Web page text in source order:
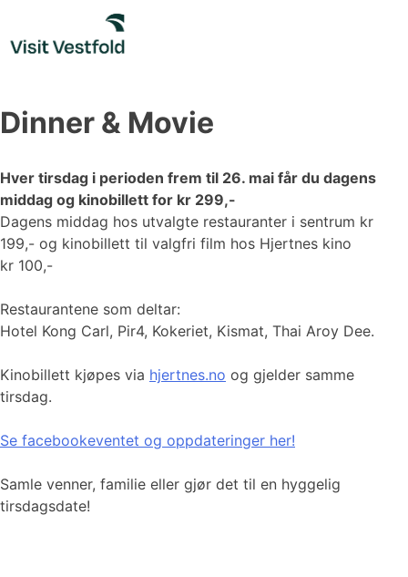
content
Dinner & Movie
Hver tirsdag i perioden frem til 26. mai får du dagens
middag og kinobillett for kr 299,-
Dagens middag hos utvalgte restauranter i sentrum kr
199,- og kinobillett til valgfri film hos Hjertnes kino
kr 100,-
Restaurantene som deltar:
Hotel Kong Carl, Pir4, Kokeriet, Kismat, Thai Aroy Dee.
Kinobillett kjøpes via hjertnes.no og gjelder samme
tirsdag.
Se facebookeventet og oppdateringer her!
Samle venner, familie eller gjør det til en hyggelig
tirsdagsdate!